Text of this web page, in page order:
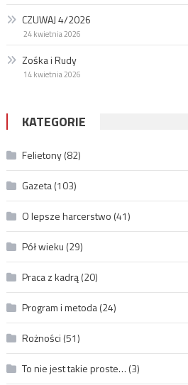
CZUWAJ 4/2026
24 kwietnia 2026
Zośka i Rudy
14 kwietnia 2026
KATEGORIE
Felietony(82)
Gazeta(103)
O lepsze harcerstwo (41)
Pół wieku (29)
Praca z kadrą(20)
Program i metoda(24)
Rożności (51)
To nie jest takie proste… (3)